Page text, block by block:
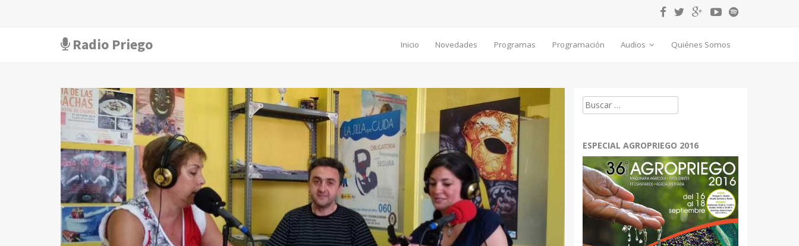
Radio Priego Inicio Novedades Programas Programación Audios Quiénes Somos
Buscar:
ESPECIAL AGROPRIEGO 2016